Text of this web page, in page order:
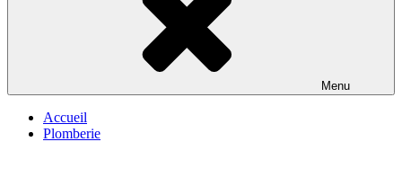
Menu
Accueil
Plomberie